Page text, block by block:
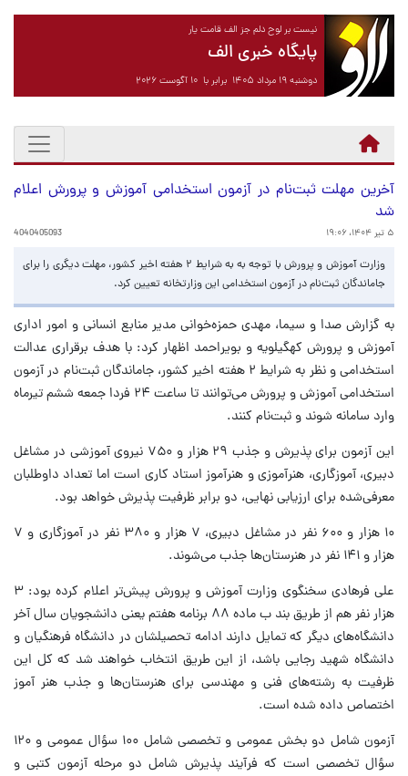
نیست بر لوح دلم جز الف قامت یار
پایگاه خبری الف
دوشنبه ۱۹ مرداد ۱۴۰۵ برابر با ۱۰ آگوست ۲۰۲۶
آخرین مهلت ثبت‌نام در آزمون استخدامی آموزش و پرورش اعلام
شد
۵ تیر ۱۴۰۴، ۱۹:۰۶ 4040405093
وزارت آموزش و پرورش با توجه به به شرایط ۲ هفته اخیر کشور، مهلت دیگری را برای
جاماندگان ثبت‌نام در آزمون استخدامی این وزارتخانه تعیین کرد.
به گزارش صدا و سیما، مهدی حمزه‌خوانی مدیر منابع انسانی و امور اداری
آموزش و پرورش کهگیلویه و بویراحمد اظهار کرد: با هدف برقراری عدالت
استخدامی و نظر به شرایط ۲ هفته اخیر کشور، جاماندگان ثبت‌نام در آزمون
استخدامی آموزش و پرورش می‌توانند تا ساعت ۲۴ فردا جمعه ششم تیرماه
وارد سامانه شوند و ثبت‌نام کنند.
این آزمون برای پذیرش و جذب ۲۹ هزار و ۷۵۰ نیروی آموزشی در مشاغل
دبیری، آموزگاری، هنرآموزی و هنرآموز استاد کاری است اما تعداد داوطلبان
معرفی‌شده برای ارزیابی نهایی، دو برابر ظرفیت پذیرش خواهد بود.
۱۰ هزار و ۶۰۰ نفر در مشاغل دبیری، ۷ هزار و ۳۸۰ نفر در آموزگاری و ۷
هزار و ۱۴۱ نفر در هنرستان‌ها جذب می‌شوند.
علی فرهادی سخنگوی وزارت آموزش و پرورش پیش‌تر اعلام کرده بود: ۳
هزار نفر هم از طریق بند ب ماده ۸۸ برنامه هفتم یعنی دانشجویان سال آخر
دانشگاه‌های دیگر که تمایل دارند ادامه تحصیلشان در دانشگاه فرهنگیان و
دانشگاه شهید رجایی باشد، از این طریق انتخاب خواهند شد که کل این
ظرفیت به رشته‌های فنی و مهندسی برای هنرستان‌ها و جذب هنر آموز
اختصاص داده شده است.
آزمون شامل دو بخش عمومی و تخصصی شامل ۱۰۰ سؤال عمومی و ۱۲۰
سؤال تخصصی است که فرآیند پذیرش شامل دو مرحله آزمون کتبی و